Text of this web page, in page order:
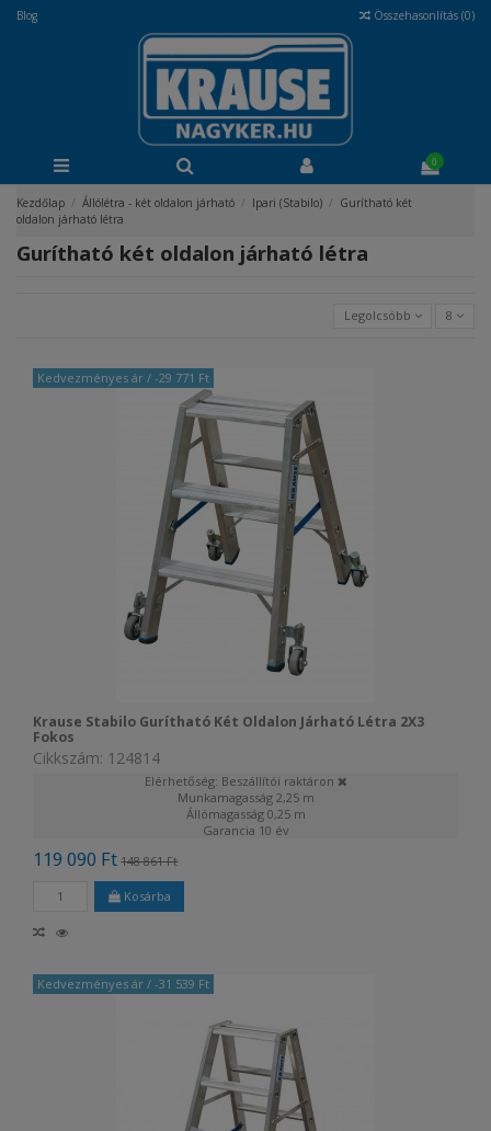
Blog Összehasonlítás (0)
0
Kezdőlap Állólétra - két oldalon járható Ipari (Stabilo)
Gurítható két
oldalon járható létra
Gurítható két oldalon járható létra
Legolcsóbb 8
Kedvezményes ár/ -29 771 Ft
Krause Stabilo Gurítható Két Oldalon Járható Létra 2X3
Fokos
Cikkszám: 124814
Elérhetőség: Beszállítói raktáron
Munkamagasság 2,25 m
Állómagasság 0,25 m
Garancia 10 év
119 090 Ft 148 861 Ft
Kosárba
Kedvezményes ár/ -31 539 Ft